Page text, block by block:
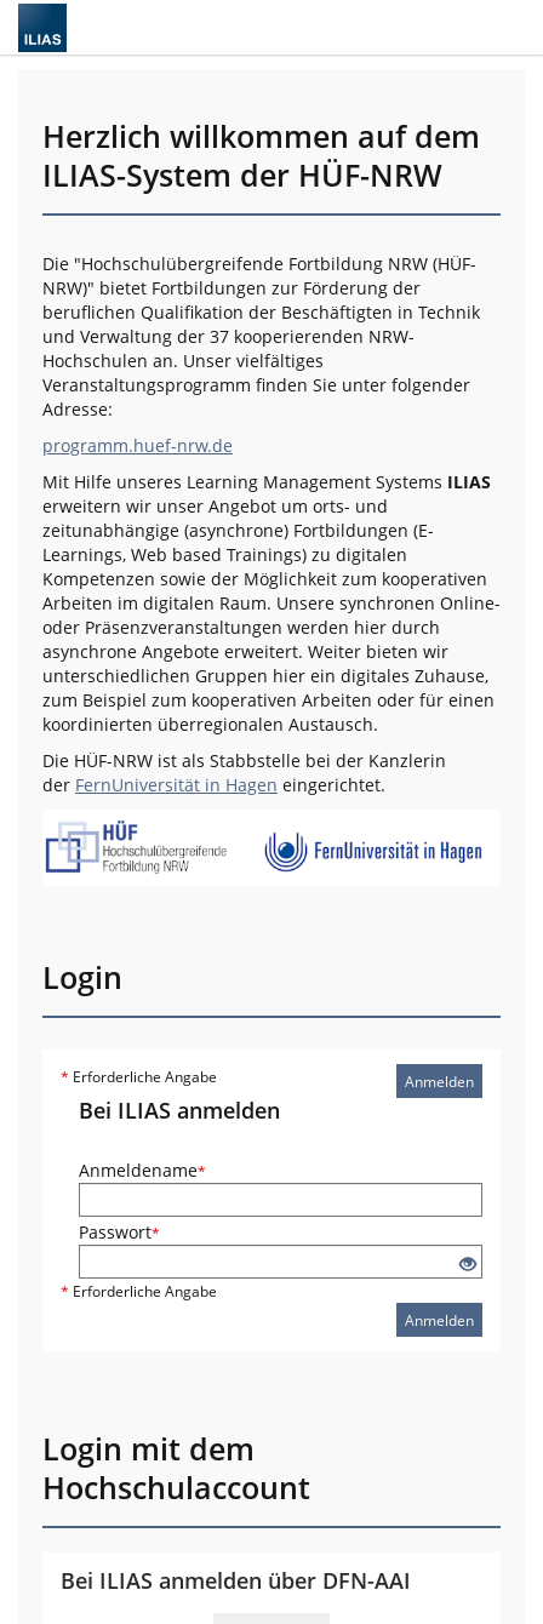
Herzlich willkommen auf dem
ILIAS-System der HÜF-NRW
Die "Hochschulübergreifende Fortbildung NRW (HÜF-
NRW)" bietet Fortbildungen zur Förderung der
beruflichen Qualifikation der Beschäftigten in Technik
und Verwaltung der 37 kooperierenden NRW-
Hochschulen an. Unser vielfältiges
Veranstaltungsprogramm finden Sie unter folgender
Adresse:
programm.huef-nrw.de
Mit Hilfe unseres Learning Management Systems ILIAS
erweitern wir unser Angebot um orts- und
zeitunabhängige (asynchrone) Fortbildungen (E-
Learnings, Web based Trainings) zu digitalen
Kompetenzen sowie der Möglichkeit zum kooperativen
Arbeiten im digitalen Raum. Unsere synchronen Online-
oder Präsenzveranstaltungen werden hier durch
asynchrone Angebote erweitert. Weiter bieten wir
unterschiedlichen Gruppen hier ein digitales Zuhause,
zum Beispiel zum kooperativen Arbeiten oder für einen
koordinierten überregionalen Austausch.
Die HÜF-NRW ist als Stabbstelle bei der Kanzlerin
der FernUniversität in Hagen eingerichtet.
Login
Anmelden
* Erforderliche Angabe
Bei ILIAS anmelden
Anmeldename*
Passwort*
* Erforderliche Angabe
Anmelden
Login mit dem
Hochschulaccount
Bei ILIAS anmelden über DFN-AAI